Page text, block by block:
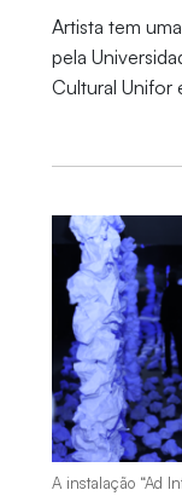
Artista tem
pela
Cultural Unifor
A instalação “Ad